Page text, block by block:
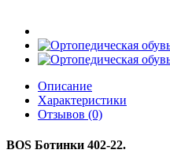
Описание
Характеристики
Отзывов (0)
BOS Ботинки 402-22.